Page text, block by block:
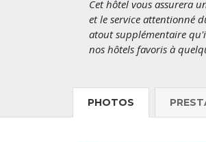
Cet hôtel vous assurera
et le service attentionné
atout supplémentaire
nos hôtels favoris à
PHOTOS